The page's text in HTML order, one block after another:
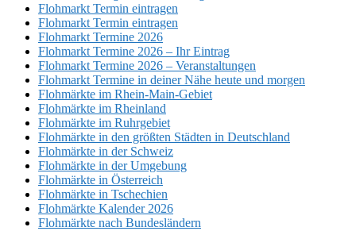
Flohmarkt Termin eintragen
Flohmarkt Termin eintragen
Flohmarkt Termine 2026
Flohmarkt Termine 2026 – Ihr Eintrag
Flohmarkt Termine 2026 – Veranstaltungen
Flohmarkt Termine in deiner Nähe heute und morgen
Flohmärkte im Rhein-Main-Gebiet
Flohmärkte im Rheinland
Flohmärkte im Ruhrgebiet
Flohmärkte in den größten Städten in Deutschland
Flohmärkte in der Schweiz
Flohmärkte in der Umgebung
Flohmärkte in Österreich
Flohmärkte in Tschechien
Flohmärkte Kalender 2026
Flohmärkte nach Bundesländern